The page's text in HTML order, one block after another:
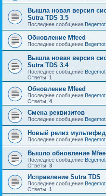
Вышла новая версия
Sutra TDS 3.5
Последнее сообщение Begemot
Обновление Mfeed
Последнее сообщение Begemot
Вышла новая версия
Sutra TDS 3.4
Последнее сообщение Begemot
Ответы: 1
Обновление Mfeed
Последнее сообщение Begemot
Ответы: 4
Смена реквизитов
Последнее сообщение Begemot
Новый релиз
Последнее сообщение Begemot
Вышло обновление
Последнее сообщение Begemot
Ответы: 3
Исправление Sutra TDS
Последнее сообщение Begemot
Ответы: 1